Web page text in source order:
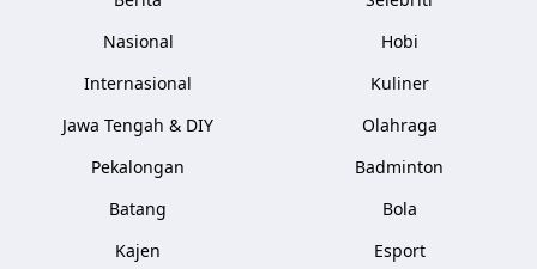
Nasional
Internasional
Jawa Tengah & DIY
Pekalongan
Batang
Kajen
Hobi
Kuliner
Olahraga
Badminton
Bola
Esport